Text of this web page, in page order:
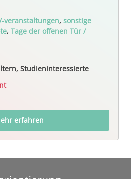
veranstaltungen, sonstige
, Tage der offenen Tür /
Studieninteressierte
erfahren